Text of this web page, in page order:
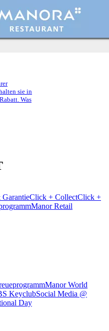
sie in
Was
GarantieClick + CollectClick +
Manor Retail
Manor World
KeyclubSocial Media @
Day